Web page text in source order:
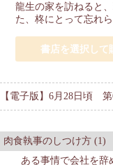
龍生の家を訪ねると
た、柊にとって忘れ
書店を選択して
【電子版】6月28日頃
肉食執事のしつけ方 (1)
ある事情で会社を辞